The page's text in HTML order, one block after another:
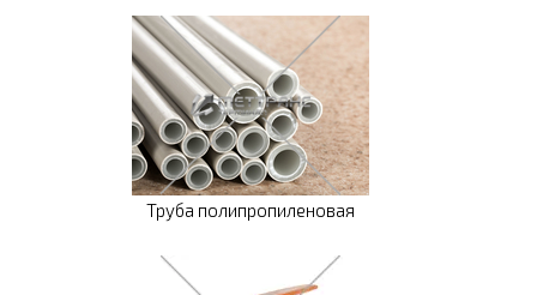
Труба полипропиленовая